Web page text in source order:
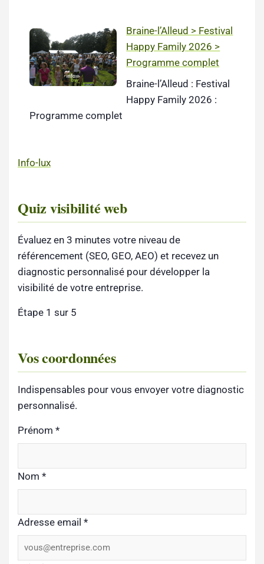
Braine-l’Alleud > Festival
Happy Family 2026 >
Programme complet
Braine-l’Alleud : Festival
Happy Family 2026 :
Programme complet
Info-lux
Quiz visibilité web
Évaluez en 3 minutes votre niveau de
référencement (SEO, GEO, AEO) et recevez un
diagnostic personnalisé pour développer la
visibilité de votre entreprise.
Étape 1 sur 5
Vos coordonnées
Indispensables pour vous envoyer votre diagnostic
personnalisé.
Prénom *
Nom *
Adresse email *